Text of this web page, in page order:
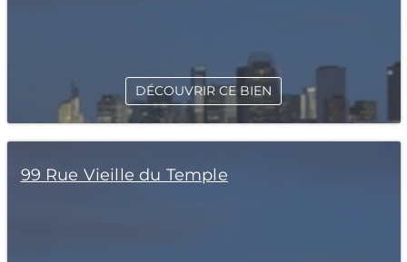
DÉCOUVRIR CE BIEN
99 Rue Vieille du Temple